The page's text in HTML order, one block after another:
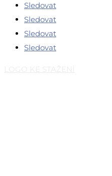
Sledovat
Sledovat
Sledovat
Sledovat